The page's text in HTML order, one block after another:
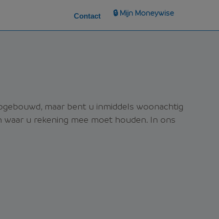
maar bent u inmiddels woonachtig
u rekening mee moet houden. In ons
Contact 🔒 Mijn Moneywise